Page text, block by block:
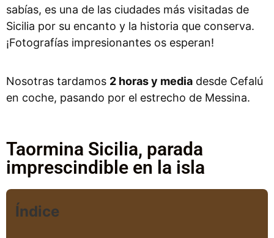
sabías, es una de las ciudades más visitadas de
Sicilia por su encanto y la historia que conserva.
¡Fotografías impresionantes os esperan!
Nosotras tardamos 2 horas y media desde Cefalú
en coche, pasando por el estrecho de Messina.
Taormina Sicilia, parada
imprescindible en la isla
Índice